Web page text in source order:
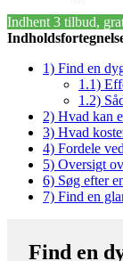
Indhent 3 tilbud,
1) Find en
1.1)
1.2)
2) Hvad kan
3) Hvad
4) Fordele
5) Oversigt
6) Søg efter
7) Find en
Find en